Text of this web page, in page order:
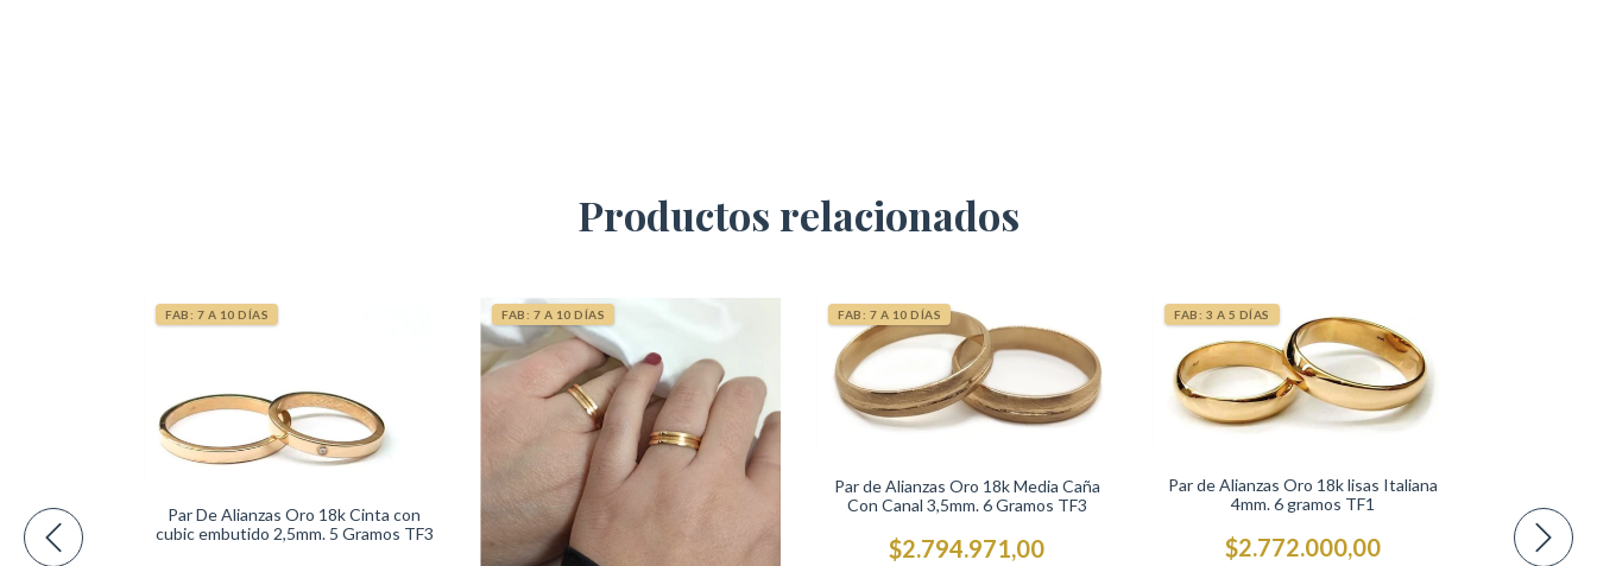
Productos relacionados
12
FAB: 7 A 10 DÍAS
Par De Alianzas Oro 18k Cinta con
cubic embutido 2,5mm. 5 Gramos TF3
FAB: 7 A 10 DÍAS FAB: 7 A 10 DÍAS
Par de Alianzas Oro 18k Media Caña
Con Canal 3,5mm. 6 Gramos TF3
$2.794.971,00
FAB: 3 A 5 DÍAS
Par de Alianzas Oro 18k lisas Italiana
4mm. 6 gramos TF1
$2.772.000,00
Par de